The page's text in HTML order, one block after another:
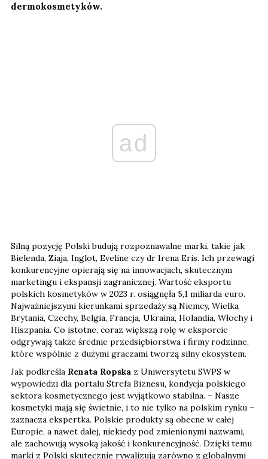
dermokosmetyków.
ad
Silną pozycję Polski budują rozpoznawalne marki, takie jak
Bielenda, Ziaja, Inglot, Eveline czy dr Irena Eris. Ich przewagi
konkurencyjne opierają się na innowacjach, skutecznym
marketingu i ekspansji zagranicznej. Wartość eksportu
polskich kosmetyków w 2023 r. osiągnęła 5,1 miliarda euro.
Najważniejszymi kierunkami sprzedaży są Niemcy, Wielka
Brytania, Czechy, Belgia, Francja, Ukraina, Holandia, Włochy i
Hiszpania. Co istotne, coraz większą rolę w eksporcie
odgrywają także średnie przedsiębiorstwa i firmy rodzinne,
które wspólnie z dużymi graczami tworzą silny ekosystem.
Jak podkreśla Renata Ropska z Uniwersytetu SWPS w
wypowiedzi dla portalu Strefa Biznesu, kondycja polskiego
sektora kosmetycznego jest wyjątkowo stabilna. – Nasze
kosmetyki mają się świetnie, i to nie tylko na polskim rynku –
zaznacza ekspertka. Polskie produkty są obecne w całej
Europie, a nawet dalej, niekiedy pod zmienionymi nazwami,
ale zachowują wysoką jakość i konkurencyjność. Dzięki temu
marki z Polski skutecznie rywalizują zarówno z globalnymi